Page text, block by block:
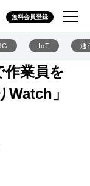
無料会員登録
IoT 通
業員を
」